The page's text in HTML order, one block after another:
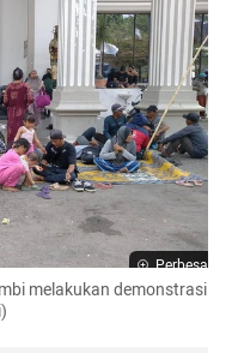
Perbesar
melakukan demonstrasi